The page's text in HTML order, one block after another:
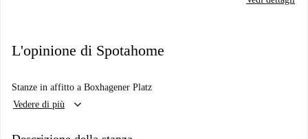
L'opinione di Spotahome
Stanze in affitto a Boxhagener Platz
Vedere di più
keyboard_arrow_down